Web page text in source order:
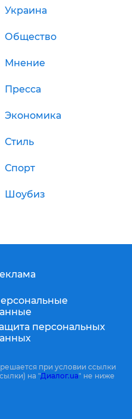
Украина
Общество
Мнение
Пресса
Экономика
Стиль
Спорт
Шоубиз
персональных
при условии ссылки
на "Диалог.ua" не ниже